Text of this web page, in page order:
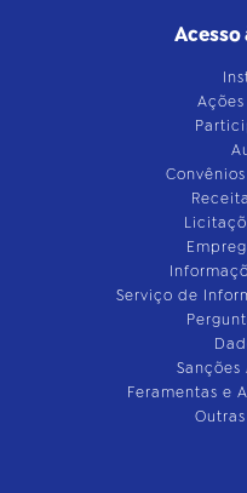
Serviço de
Feramentas e